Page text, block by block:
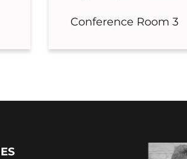
Conference Room 3